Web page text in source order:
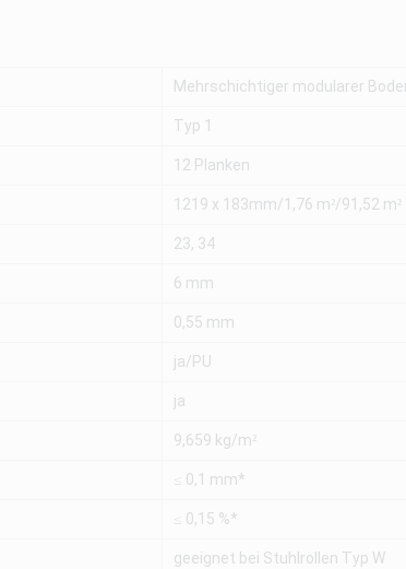
Mehrschichtiger modularer
Typ 1
12 Planken
1219 x 183mm/1,76 m²/91,52 m²
23, 34
6 mm
0,55 mm
ja/PU
ja
9,659 kg/m²
≤ 0,1 mm*
≤ 0,15 %*
geeignet bei Stuhlrollen Typ W